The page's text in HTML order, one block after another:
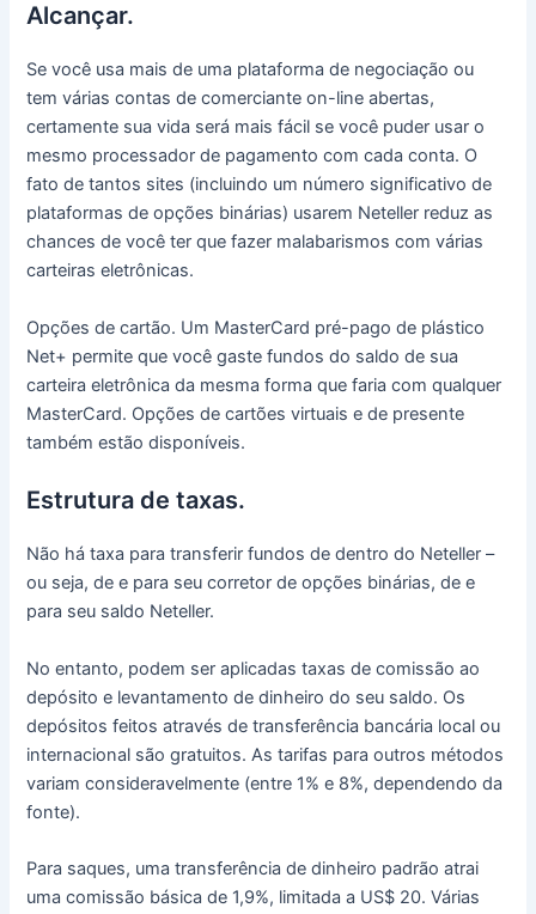
Alcançar.
Se você usa mais de uma plataforma de negociação ou
tem várias contas de comerciante on-line abertas,
certamente sua vida será mais fácil se você puder usar o
mesmo processador de pagamento com cada conta. O
fato de tantos sites (incluindo um número significativo de
plataformas de opções binárias) usarem Neteller reduz as
chances de você ter que fazer malabarismos com várias
carteiras eletrônicas.
Opções de cartão. Um MasterCard pré-pago de plástico
Net+ permite que você gaste fundos do saldo de sua
carteira eletrônica da mesma forma que faria com qualquer
MasterCard. Opções de cartões virtuais e de presente
também estão disponíveis.
Estrutura de taxas.
Não há taxa para transferir fundos de dentro do Neteller –
ou seja, de e para seu corretor de opções binárias, de e
para seu saldo Neteller.
No entanto, podem ser aplicadas taxas de comissão ao
depósito e levantamento de dinheiro do seu saldo. Os
depósitos feitos através de transferência bancária local ou
internacional são gratuitos.As tarifas para outros métodos
variam consideravelmente (entre 1% e 8%, dependendo da
fonte).
Para saques, uma transferência de dinheiro padrão atrai
uma comissão básica de 1,9%, limitada a US$ 20.Várias